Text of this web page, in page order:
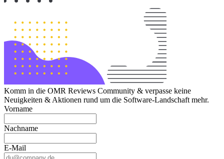
Komm in die OMR Reviews Community & verpasse keine
Neuigkeiten & Aktionen rund um die Software-Landschaft mehr.
Vorname
Nachname
E-Mail